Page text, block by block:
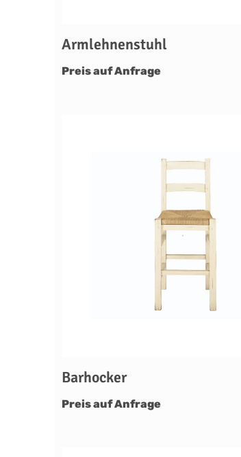
Armlehnenstuhl
Preis auf Anfrage
Barhocker
Preis auf Anfrage